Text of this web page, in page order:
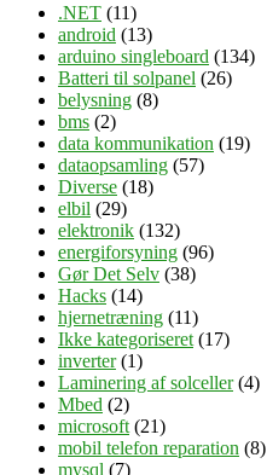
.NET (11)
android (13)
arduino singleboard (134)
Batteri til solpanel (26)
belysning (8)
bms (2)
data kommunikation (19)
dataopsamling (57)
Diverse (18)
elbil (29)
elektronik (132)
energiforsyning (96)
Gør Det Selv (38)
Hacks (14)
hjernetræning (11)
Ikke kategoriseret (17)
inverter(1)
Laminering af solceller(4)
Mbed (2)
microsoft (21)
mobil telefon reparation (8)
mysql (7)